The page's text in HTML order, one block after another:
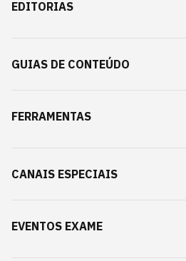
EDITORIAS
GUIAS DE CONTEÚDO
FERRAMENTAS
CANAIS ESPECIAIS
EVENTOS EXAME